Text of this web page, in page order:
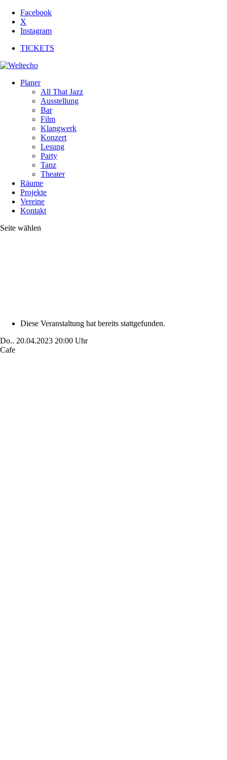
Facebook
X
Instagram
TICKETS
Planer
All That Jazz
Ausstellung
Bar
Film
Klangwerk
Konzert
Lesung
Party
Tanz
Theater
Räume
Projekte
Vereine
Kontakt
Seite wählen
Diese Veranstaltung hat bereits stattgefunden.
Do.. 20.04.2023 20:00 Uhr
Cafe